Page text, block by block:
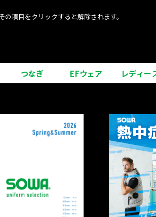
項目をクリックすると解除されます。
つなぎ EFウェア レディー